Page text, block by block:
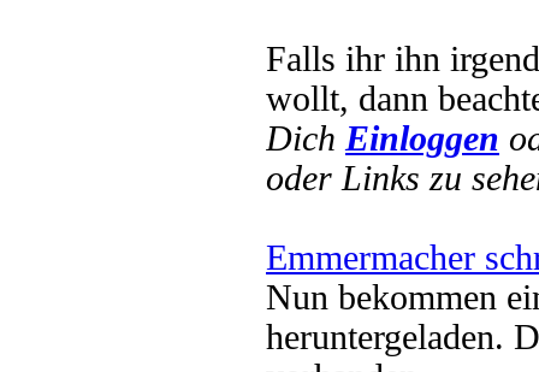
Falls ihr ihn
wollt, dann
Dich Einloggen
oder Links zu
Emmermacher
Nun bekommen
heruntergeladen.